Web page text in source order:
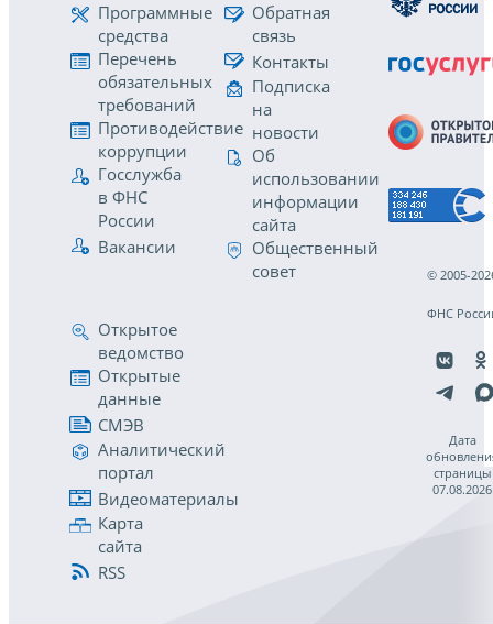
Программные
средства
Перечень
обязательных
требований
Противодействие
коррупции
Госслужба
в ФНС
России
Вакансии
Обратная
связь
Контакты
Подписка
на
новости
Об
использовании
информации
сайта
Общественный
совет
Открытое
ведомство
Открытые
данные
СМЭВ
Аналитический
портал
Видеоматериалы
Карта
сайта
RSS
© 2005-
ФНС
Дата
страницы
07.08.2026